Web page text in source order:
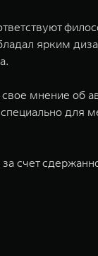
ярким
мнение об
для
счет